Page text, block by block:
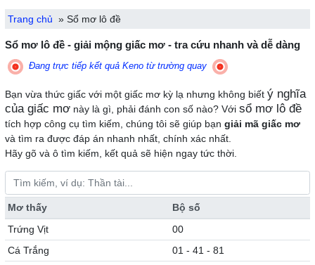
Trang chủ » Sổ mơ lô đề
Sổ mơ lô đề - giải mộng giấc mơ - tra cứu nhanh và dễ dàng
Đang trực tiếp kết quả Keno từ trường quay
Bạn vừa thức giấc với một giấc mơ kỳ lạ nhưng không biết ý nghĩa
của giấc mơ này là gì, phải đánh con số nào? Với sổ mơ lô đề
tích hợp công cụ tìm kiếm, chúng tôi sẽ giúp bạn giải mã giấc mơ
và tìm ra được đáp án nhanh nhất, chính xác nhất.
Hãy gõ và ô tìm kiếm, kết quả sẽ hiện ngay tức thời.
Mơ thấy
Bộ số
Trứng Vịt
00
Cá Trắng
01 - 41 - 81